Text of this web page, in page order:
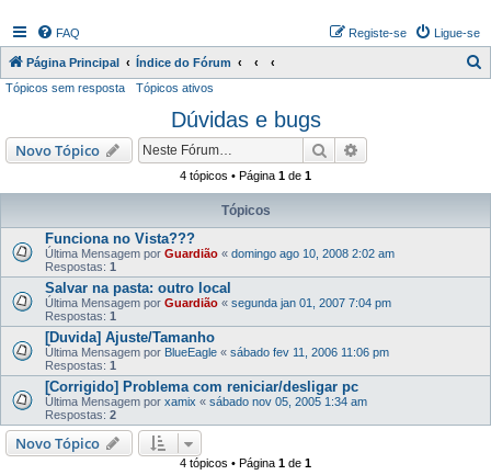
FAQ Ligue-se
Registe-se
Página Principal Índice do Fórum
i
Tópicos sem resposta Tópicos ativos
Dúvidas e bugs
Novo Tópico Pesquisar
4 tópicos • Página 1 de 1
Tópicos
Funciona no Vista???
Última Mensagem por Guardião « domingo ago 10, 2008 2:02 am
Respostas: 1
Salvar na pasta: outro local
Última Mensagem por Guardião « segunda jan 01, 2007 7:04 pm
Respostas: 1
[Duvida] Ajuste/Tamanho
Última Mensagem por BlueEagle « sábado fev 11, 2006 11:06 pm
Respostas: 1
[Corrigido] Problema com reniciar/desligar pc
Última Mensagem por xamix « sábado nov 05, 2005 1:34 am
Respostas: 2
Novo Tópico
4 tópicos • Página 1 de 1